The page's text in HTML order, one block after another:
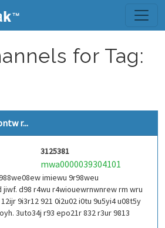
for Tag:
r...
3125381
mwa0000039304101
imiewu 9r98weu
d98 r4wu r4wiouewrnwnrew rm wru
9i3r12 921 0i2u02 i0tu 9u5yi4 u08t5y
3uto34j r93 epo21r 832 r3ur 9813